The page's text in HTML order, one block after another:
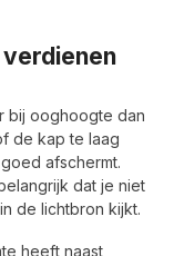
bij ooghoogte dan
de kap te laag
afschermt.
dat je niet
de lichtbron kijkt.
heeft naast